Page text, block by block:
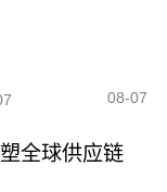
08-07
全球供应链